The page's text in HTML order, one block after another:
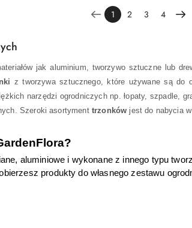
1 2 3 4
jak aluminium, tworzywo sztuczne lub
z tworzywa sztucznego, które używane są do
narzędzi ogrodniczych np. łopaty, szpadle,
Szeroki asortyment trzonków jest do nabycia
aluminiowe i wykonane z innego typu
produkty do własnego zestawu